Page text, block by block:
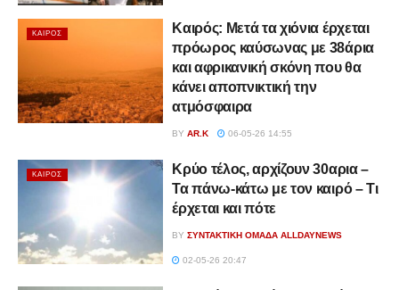
ΚΑΙΡΌΣ
Καιρός: Μετά τα χιόνια έρχεται
πρόωρος καύσωνας με 38άρια
και αφρικανική σκόνη που θα
κάνει αποπνικτική την
ατμόσφαιρα
BY AR.K 06-05-26 14:55
ΚΑΙΡΌΣ
Κρύο τέλος, αρχίζουν 30αρια –
Τα πάνω-κάτω με τον καιρό – Τι
έρχεται και πότε
BY ΣΥΝΤΑΚΤΙΚΉ ΟΜΆΔΑ ALLDAYNEWS
02-05-26 20:47